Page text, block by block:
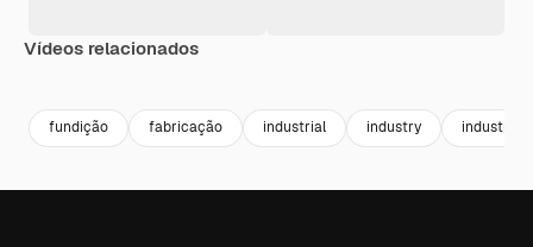
Vídeos relacionados
fundição fabricação industrial industry industria